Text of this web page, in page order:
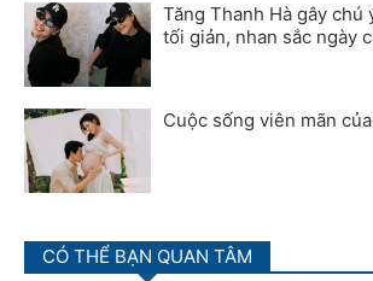
Tăng Thanh Hà gây chú
tối giản, nhan sắc ngày
Cuộc sống viên mãn
CÓ THỂ BẠN QUAN TÂM